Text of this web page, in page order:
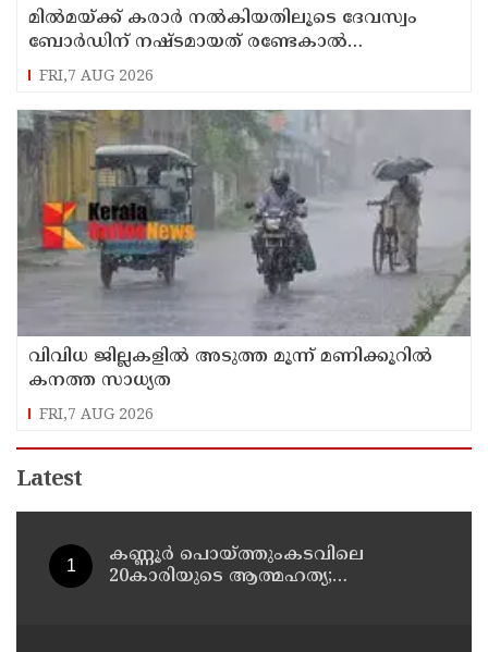
മില്‍മയ്ക്ക് കരാര്‍ നല്‍കിയതിലൂടെ ദേവസ്വം
ബോര്‍ഡിന് നഷ്ടമായത് രണ്ടേകാല്‍
കോടിയിലധികം രൂപ
FRI,7 AUG 2026
വിവിധ ജില്ലകളില്‍ അടുത്ത മൂന്ന് മണിക്കൂറില്‍
കനത്ത സാധ്യത
FRI,7 AUG 2026
Latest
കണ്ണൂർ പൊയ്ത്തുംകടവിലെ
20കാരിയുടെ ആത്മഹത്യ;